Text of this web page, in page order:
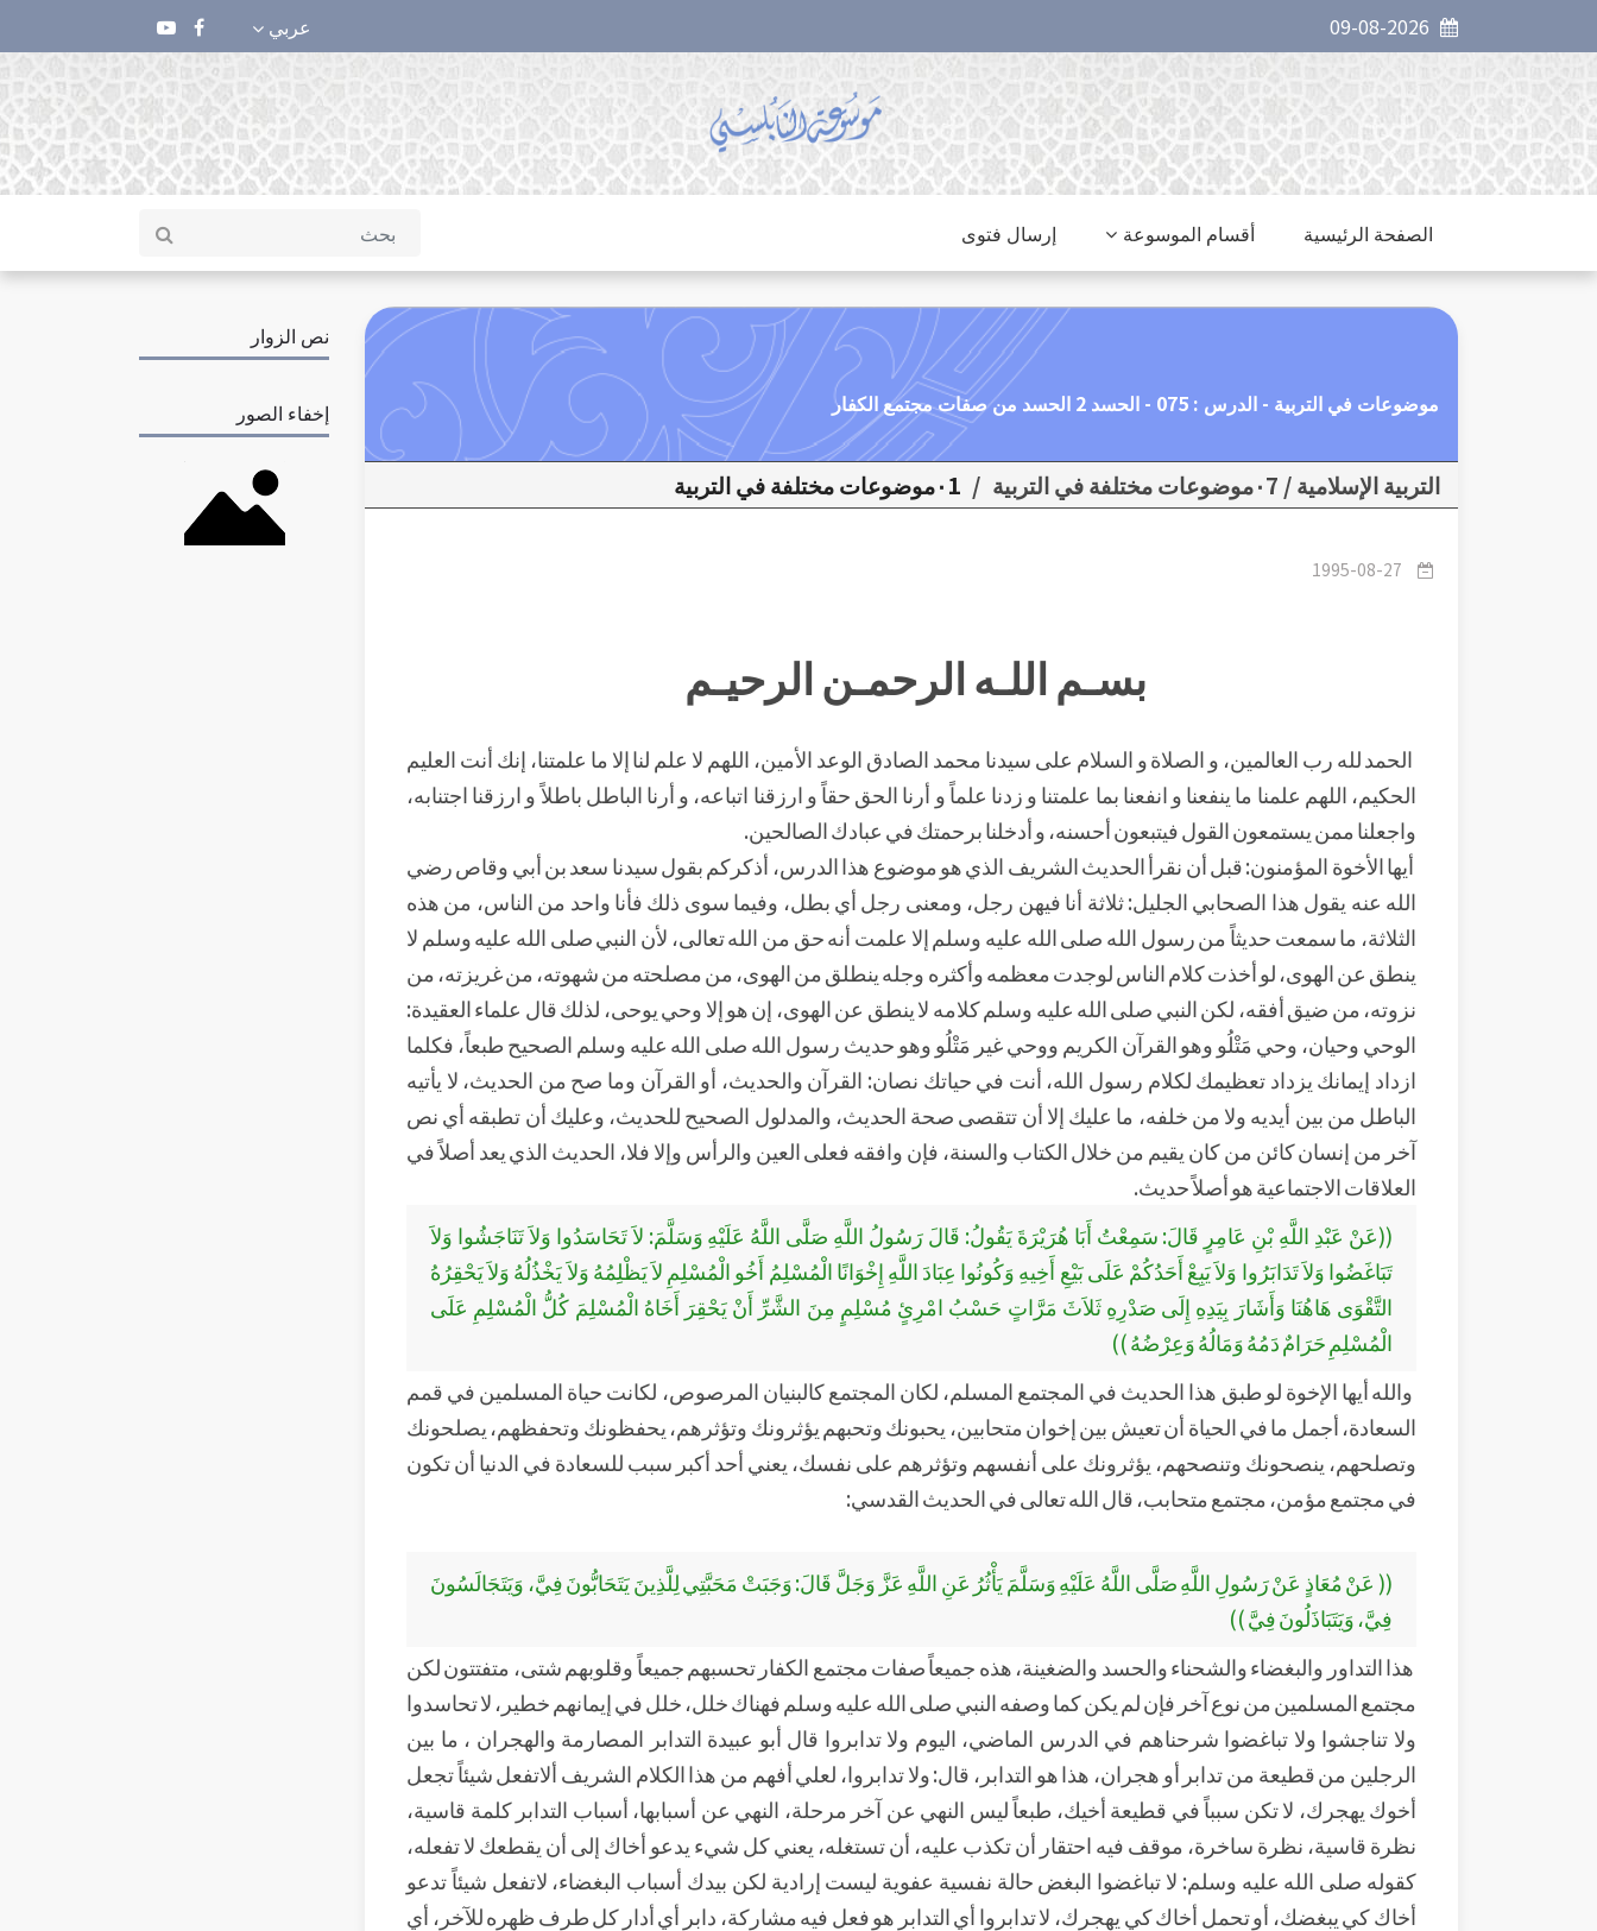
عربي
الصفحة الرئيسية أقسام الموسوعة إرسال فتوى
موضوعات في التربية - الدرس : 075 - الحسد 2 الحسد من صفات مجتمع الكفار
التربية الإسلامية / ٠7موضوعات مختلفة في التربية / ٠1موضوعات مختلفة في التربية
1995-08-27
بسـم اللـه الرحمـن الرحيـم
الحمد لله رب العالمين، و الصلاة و السلام على سيدنا محمد الصادق الوعد الأمين، اللهم لا علم لنا إلا ما علمتنا، إنك أنت العليم
الحكيم، اللهم علمنا ما ينفعنا و انفعنا بما علمتنا و زدنا علماً و أرنا الحق حقاً و ارزقنا اتباعه، و أرنا الباطل باطلاً و ارزقنا اجتنابه،
واجعلنا ممن يستمعون القول فيتبعون أحسنه، و أدخلنا برحمتك في عبادك الصالحين.
أيها الأخوة المؤمنون: قبل أن نقرأ الحديث الشريف الذي هو موضوع هذا الدرس، أذكركم بقول سيدنا سعد بن أبي وقاص رضي
الله عنه يقول هذا الصحابي الجليل: ثلاثة أنا فيهن رجل، ومعنى رجل أي بطل، وفيما سوى ذلك فأنا واحد من الناس، من هذه
الثلاثة، ما سمعت حديثاً من رسول الله صلى الله عليه وسلم إلا علمت أنه حق من الله تعالى، لأن النبي صلى الله عليه وسلم لا
ينطق عن الهوى، لو أخذت كلام الناس لوجدت معظمه وأكثره وجله ينطلق من الهوى، من مصلحته من شهوته، من غريزته، من
نزوته، من ضيق أفقه، لكن النبي صلى الله عليه وسلم كلامه لا ينطق عن الهوى، إن هو إلا وحي يوحى، لذلك قال علماء العقيدة:
الوحي وحيان، وحي مَتْلُو وهو القرآن الكريم ووحي غير مَتْلُو وهو حديث رسول الله صلى الله عليه وسلم الصحيح طبعاً، فكلما
ازداد إيمانك يزداد تعظيمك لكلام رسول الله، أنت في حياتك نصان: القرآن والحديث، أو القرآن وما صح من الحديث، لا يأتيه
الباطل من بين أيديه ولا من خلفه، ما عليك إلا أن تتقصى صحة الحديث، والمدلول الصحيح للحديث، وعليك أن تطبقه أي نص
آخر من إنسان كائن من كان يقيم من خلال الكتاب والسنة، فإن وافقه فعلى العين والرأس وإلا فلا، الحديث الذي يعد أصلاً في
العلاقات الاجتماعية هو أصلاً حديث.
((عَنْ عَبْدِ اللَّهِ بْنِ عَامِرٍ قَالَ: سَمِعْتُ أَبَا هُرَيْرَةَ يَقُولُ: قَالَ رَسُولُ اللَّهِ صَلَّى اللَّهُ عَلَيْهِ وَسَلَّمَ: لاَ تَحَاسَدُوا وَلاَ تَنَاجَشُوا وَلاَ
تَبَاغَضُوا وَلاَ تَدَابَرُوا وَلاَ يَبِعْ أَحَدُكُمْ عَلَى بَيْعِ أَخِيهِ وَكُونُوا عِبَادَ اللَّهِ إِخْوَانًا الْمُسْلِمُ أَخُو الْمُسْلِمِ لاَ يَظْلِمُهُ وَلاَ يَخْذُلُهُ وَلاَ يَحْقِرُهُ
التَّقْوَى هَاهُنَا وَأَشَارَ بِيَدِهِ إِلَى صَدْرِهِ ثَلاَثَ مَرَّاتٍ حَسْبُ امْرِئٍ مُسْلِمٍ مِنَ الشَّرِّ أَنْ يَحْقِرَ أَخَاهُ الْمُسْلِمَ كُلُّ الْمُسْلِمِ عَلَى
الْمُسْلِمِ حَرَامٌ دَمُهُ وَمَالُهُ وَعِرْضُهُ ))
والله أيها الإخوة لو طبق هذا الحديث في المجتمع المسلم، لكان المجتمع كالبنيان المرصوص، لكانت حياة المسلمين في قمم
السعادة، أجمل ما في الحياة أن تعيش بين إخوان متحابين، يحبونك وتحبهم يؤثرونك وتؤثرهم، يحفظونك وتحفظهم، يصلحونك
وتصلحهم، ينصحونك وتنصحهم، يؤثرونك على أنفسهم وتؤثرهم على نفسك، يعني أحد أكبر سبب للسعادة في الدنيا أن تكون
في مجتمع مؤمن، مجتمع متحابب، قال الله تعالى في الحديث القدسي:
(( عَنْ مُعَاذٍ عَنْ رَسُولِ اللَّهِ صَلَّى اللَّهُ عَلَيْهِ وَسَلَّمَ يَأْثُرُ عَنِ اللَّهِ عَزَّ وَجَلَّ قَالَ: وَجَبَتْ مَحَبَّتِي لِلَّذِينَ يَتَحَابُّونَ فِيَّ، وَيَتَجَالَسُونَ
فِيَّ، وَيَتَبَاذَلُونَ فِيَّ ))
هذا التداور والبغضاء والشحناء والحسد والضغينة، هذه جميعاً صفات مجتمع الكفار تحسبهم جميعاً وقلوبهم شتى، متفتتون لكن
مجتمع المسلمين من نوع آخر فإن لم يكن كما وصفه النبي صلى الله عليه وسلم فهناك خلل، خلل في إيمانهم خطير، لا تحاسدوا
ولا تناجشوا ولا تباغضوا شرحناهم في الدرس الماضي، اليوم ولا تدابروا قال أبو عبيدة التدابر المصارمة والهجران ، ما بين
الرجلين من قطيعة من تدابر أو هجران، هذا هو التدابر، قال: ولا تدابروا، لعلي أفهم من هذا الكلام الشريف ألاتفعل شيئاً تجعل
أخوك يهجرك، لا تكن سبباً في قطيعة أخيك، طبعاً ليس النهي عن آخر مرحلة، النهي عن أسبابها، أسباب التدابر كلمة قاسية،
نظرة قاسية، نظرة ساخرة، موقف فيه احتقار أن تكذب عليه، أن تستغله، يعني كل شيء يدعو أخاك إلى أن يقطعك لا تفعله،
كقوله صلى الله عليه وسلم: لا تباغضوا البغض حالة نفسية عفوية ليست إرادية لكن بيدك أسباب البغضاء، لاتفعل شيئاً تدعو
أخاك كي يبغضك، أو تحمل أخاك كي يهجرك، لا تدابروا أي التدابر هو فعل فيه مشاركة، دابر أي أدار كل طرف ظهره للآخر، أي
نص الزوار
إخفاء الصور